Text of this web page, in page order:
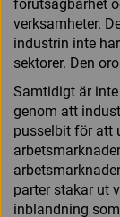
förutsägbarhet
verksamheter.
industrin inte
sektorer. Den
Samtidigt är
genom att
pusselbit för att
parter stakar ut
inblandning